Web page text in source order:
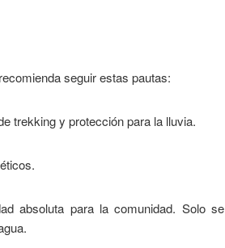
seguir estas pautas:
trekking y protección para la lluvia.
absoluta para la comunidad. Solo se